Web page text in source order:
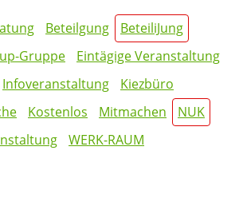
Beteilgung
BeteiliJung
Gruppe
Eintägige Veranstaltung
Infoveranstaltung
Kiezbüro
Kostenlos Mitmachen
NUK
WERK-RAUM